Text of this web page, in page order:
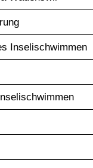
Inselischwimmen